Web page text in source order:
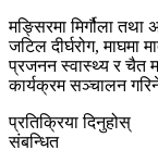
मङ्सिरमा मिर्गौला
जटिल दीर्घरोग, माघमा
प्रजनन स्वास्थ्य र चैत
कार्यक्रम सञ्चालन
प्रतिक्रिया दिनुहोस्
संबन्धित